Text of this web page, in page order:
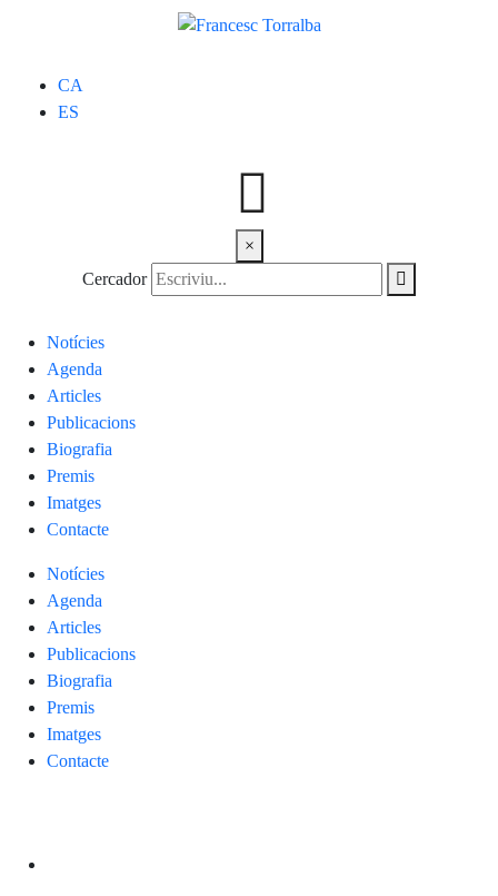
CA
ES
×
Cercador
Notícies
Agenda
Articles
Publicacions
Biografia
Premis
Imatges
Contacte
Notícies
Agenda
Articles
Publicacions
Biografia
Premis
Imatges
Contacte